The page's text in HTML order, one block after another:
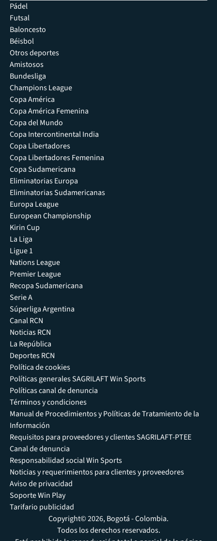
Pádel
Futsal
Baloncesto
Béisbol
Otros deportes
Amistosos
Bundesliga
Champions League
Copa América
Copa América Femenina
Copa del Mundo
Copa Intercontinental India
Copa Libertadores
Copa Libertadores Femenina
Copa Sudamericana
Eliminatorias Europa
Eliminatorias Sudamericanas
Europa League
European Championship
Kirin Cup
La Liga
Ligue 1
Nations League
Premier League
Recopa Sudamericana
Serie A
Súperliga Argentina
Canal RCN
Noticias RCN
La República
Deportes RCN
Política de cookies
Políticas generales SAGRILAFT Win Sports
Políticas canal de denuncia
Términos y condiciones
Manual de Procedimientos y Políticas de Tratamiento de la
Información
Requisitos para proveedores y clientes SAGRILAFT-PTEE
Canal de denuncia
Responsabilidad social Win Sports
Noticias y requerimientos para clientes y proveedores
Aviso de privacidad
Soporte Win Play
Tarifario publicidad
Copyright© 2026, Bogotá - Colombia.
Todos los derechos reservados.